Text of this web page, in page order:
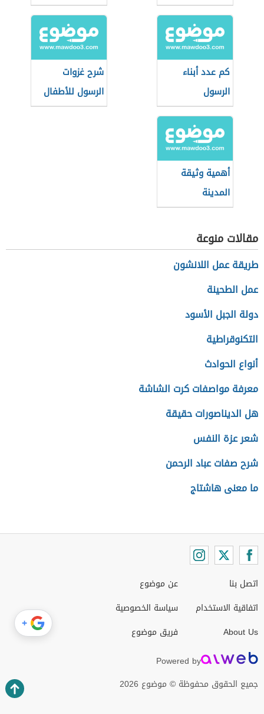
كم عدد أبناء
الرسول
شرح غزوات
الرسول للأطفال
أهمية وثيقة
المدينة
مقالات منوعة
طريقة عمل اللانشون
عمل الطحينة
دولة الجبل الأسود
التكنوقراطية
أنواع الحوادث
معرفة مواصفات كرت الشاشة
هل الديناصورات حقيقة
شعر عزة النفس
شرح صفات عباد الرحمن
ما معنى هاشتاج
اتصل بنا
اتفاقية الاستخدام
About Us
عن موضوع
سياسة الخصوصية
فريق موضوع
Powered by
جميع الحقوق محفوظة © موضوع 2026
+